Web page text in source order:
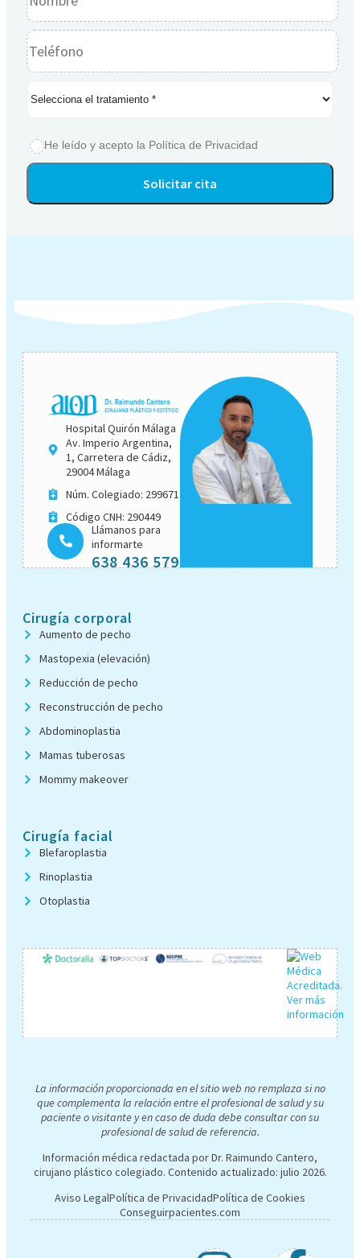
He leído y acepto la Política de Privacidad
Hospital Quirón Málaga
Av. Imperio Argentina,
1, Carretera de Cádiz,
29004 Málaga
Núm. Colegiado: 299671
Código CNH: 290449
Llámanos para
informarte
638 436 579
Cirugía corporal
Aumento de pecho
Mastopexia (elevación)
Reducción de pecho
Reconstrucción de pecho
Abdominoplastia
Mamas tuberosas
Mommy makeover
Cirugía facial
Blefaroplastia
Rinoplastia
Otoplastia
La información proporcionada en el sitio web no remplaza si no
que complementa la relación entre el profesional de salud y su
paciente o visitante y en caso de duda debe consultar con su
profesional de salud de referencia.
Información médica redactada por Dr. Raimundo Cantero,
cirujano plástico colegiado. Contenido actualizado: julio 2026.
Aviso LegalPolítica de PrivacidadPolítica de Cookies
Conseguirpacientes.com